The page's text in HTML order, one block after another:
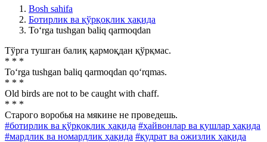
Bosh sahifa
Ботирлик ва қўрқоқлик ҳақида
To‘rga tushgan baliq qarmoqdan
Тўрга тушган балиқ қармоқдан қўрқмас.
* * *
To‘rga tushgan baliq qarmoqdan qo‘rqmas.
* * *
Old birds are not to be caught with chaff.
* * *
Старого воробья на мякине не проведешь.
#ботирлик ва қўрқоқлик ҳақида #ҳайвонлар ва қушлар ҳақида
#мардлик ва номардлик ҳақида #қудрат ва ожизлик ҳақида